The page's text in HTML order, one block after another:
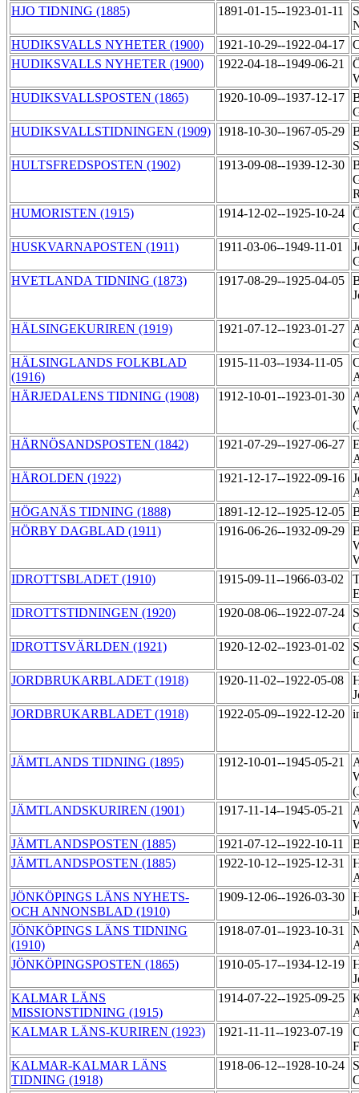
HJO TIDNING (1885)
1891-01-15--1923-01-11
HUDIKSVALLS NYHETER (1900)
1921-10-29--1922-04-17
HUDIKSVALLS NYHETER (1900)
1922-04-18--1949-06-21
HUDIKSVALLSPOSTEN (1865)
1920-10-09--1937-12-17
HUDIKSVALLSTIDNINGEN (1909) 1918-10-30--1967-05-29
HULTSFREDSPOSTEN (1902)
1913-09-08--1939-12-30
HUMORISTEN (1915)
1914-12-02--1925-10-24
HUSKVARNAPOSTEN (1911)
1911-03-06--1949-11-01
HVETLANDA TIDNING (1873)
1917-08-29--1925-04-05
HÄLSINGEKURIREN (1919) 1921-07-12--1923-01-27
HÄLSINGLANDS FOLKBLAD
(1916)
1915-11-03--1934-11-05
HÄRJEDALENS TIDNING (1908)
1912-10-01--1923-01-30
HÄRNÖSANDSPOSTEN (1842)
1921-07-29--1927-06-27
HÄROLDEN (1922)
1921-12-17--1922-09-16
HÖGANÄS TIDNING (1888)
1891-12-12--1925-12-05
HÖRBY DAGBLAD (1911)
1916-06-26--1932-09-29
IDROTTSBLADET (1910)
1915-09-11--1966-03-02
IDROTTSTIDNINGEN (1920)
1920-08-06--1922-07-24
IDROTTSVÄRLDEN (1921)
1920-12-02--1923-01-02
JORDBRUKARBLADET (1918)
1920-11-02--1922-05-08
JORDBRUKARBLADET (1918)
1922-05-09--1922-12-20
JÄMTLANDS TIDNING (1895) 1912-10-01--1945-05-21
JÄMTLANDSKURIREN (1901)
1917-11-14--1945-05-21
JÄMTLANDSPOSTEN (1885)
1921-07-12--1922-10-11
JÄMTLANDSPOSTEN (1885)
1922-10-12--1925-12-31
JÖNKÖPINGS LÄNS NYHETS-
OCH ANNONSBLAD (1910)
1909-12-06--1926-03-30
JÖNKÖPINGS LÄNS TIDNING
(1910)
1918-07-01--1923-10-31
JÖNKÖPINGSPOSTEN (1865)
1910-05-17--1934-12-19
KALMAR LÄNS
MISSIONSTIDNING (1915)
1914-07-22--1925-09-25
KALMAR LÄNS-KURIREN (1923)
1921-11-11--1923-07-19
KALMAR-KALMAR LÄNS
TIDNING (1918)
1918-06-12--1928-10-24